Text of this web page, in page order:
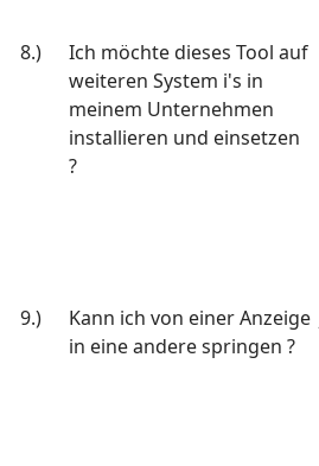
8.)
Ich möchte dieses Tool auf
weiteren System i's in
meinem Unternehmen
installieren und einsetzen
?
9.)
Kann ich von einer Anzeige
in eine andere springen ?